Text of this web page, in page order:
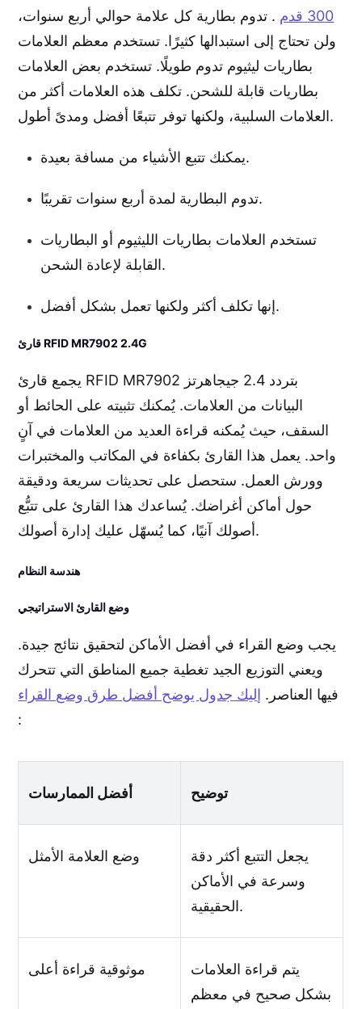
300 قدم
. تدوم بطارية كل علامة حوالي أربع سنوات،
ولن تحتاج إلى استبدالها كثيرًا. تستخدم معظم العلامات
بطاريات ليثيوم تدوم طويلًا. تستخدم بعض العلامات
بطاريات قابلة للشحن. تكلف هذه العلامات أكثر من
العلامات السلبية، ولكنها توفر تتبعًا أفضل ومدىً أطول.
يمكنك تتبع الأشياء من مسافة بعيدة.
تدوم البطارية لمدة أربع سنوات تقريبًا.
تستخدم العلامات بطاريات الليثيوم أو البطاريات
القابلة لإعادة الشحن.
إنها تكلف أكثر ولكنها تعمل بشكل أفضل.
قارئ RFID MR7902 2.4G
يجمع قارئ RFID MR7902 بتردد 2.4 جيجاهرتز
البيانات من العلامات. يُمكنك تثبيته على الحائط أو
السقف، حيث يُمكنه قراءة العديد من العلامات في آنٍ
واحد. يعمل هذا القارئ بكفاءة في المكاتب والمختبرات
وورش العمل. ستحصل على تحديثات سريعة ودقيقة
حول أماكن أغراضك. يُساعدك هذا القارئ على تتبُّع
أصولك آنيًا، كما يُسهّل عليك إدارة أصولك.
هندسة النظام
وضع القارئ الاستراتيجي
يجب وضع القراء في أفضل الأماكن لتحقيق نتائج جيدة.
ويعني التوزيع الجيد تغطية جميع المناطق التي تتحرك
فيها العناصر. إليك جدول يوضح أفضل طرق وضع القراء
:
أفضل الممارسات توضيح
وضع العلامة الأمثل
يجعل التتبع أكثر دقة
وسرعة في الأماكن
الحقيقية.
موثوقية قراءة أعلى
يتم قراءة العلامات
بشكل صحيح في معظم